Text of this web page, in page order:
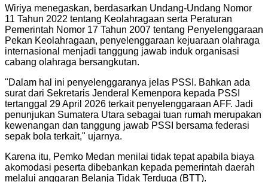
Wiriya menegaskan, berdasarkan Undang-Undang Nomor
11 Tahun 2022 tentang Keolahragaan serta Peraturan
Pemerintah Nomor 17 Tahun 2007 tentang Penyelenggaraan
Pekan Keolahragaan, penyelenggaraan kejuaraan olahraga
internasional menjadi tanggung jawab induk organisasi
cabang olahraga bersangkutan.
"Dalam hal ini penyelenggaranya jelas PSSI. Bahkan ada
surat dari Sekretaris Jenderal Kemenpora kepada PSSI
tertanggal 29 April 2026 terkait penyelenggaraan AFF. Jadi
penunjukan Sumatera Utara sebagai tuan rumah merupakan
kewenangan dan tanggung jawab PSSI bersama federasi
sepak bola terkait," ujarnya.
Karena itu, Pemko Medan menilai tidak tepat apabila biaya
akomodasi peserta dibebankan kepada pemerintah daerah
melalui anggaran Belanja Tidak Terduga (BTT).